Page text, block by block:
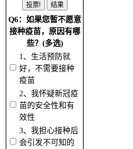
Q6：如果您暂不愿意
接种疫苗，原因有哪
些？(多选)
1、生活预防就
好，不需要接种
疫苗
2、我怀疑新冠疫
苗的安全性和有
效性
3、我担心接种后
会引发不可知的